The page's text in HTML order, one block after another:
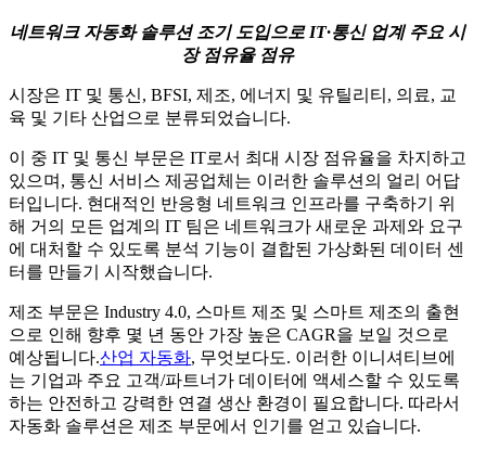
네트워크 자동화 솔루션 조기 도입으로 IT·통신 업계 주요 시
장 점유율 점유
시장은 IT 및 통신, BFSI, 제조, 에너지 및 유틸리티, 의료, 교
육 및 기타 산업으로 분류되었습니다.
이 중 IT 및 통신 부문은 IT로서 최대 시장 점유율을 차지하고
있으며, 통신 서비스 제공업체는 이러한 솔루션의 얼리 어답
터입니다. 현대적인 반응형 네트워크 인프라를 구축하기 위
해 거의 모든 업계의 IT 팀은 네트워크가 새로운 과제와 요구
에 대처할 수 있도록 분석 기능이 결합된 가상화된 데이터 센
터를 만들기 시작했습니다.
제조 부문은 Industry 4.0, 스마트 제조 및 스마트 제조의 출현
으로 인해 향후 몇 년 동안 가장 높은 CAGR을 보일 것으로
예상됩니다.산업 자동화, 무엇보다도. 이러한 이니셔티브에
는 기업과 주요 고객/파트너가 데이터에 액세스할 수 있도록
하는 안전하고 강력한 연결 생산 환경이 필요합니다. 따라서
자동화 솔루션은 제조 부문에서 인기를 얻고 있습니다.